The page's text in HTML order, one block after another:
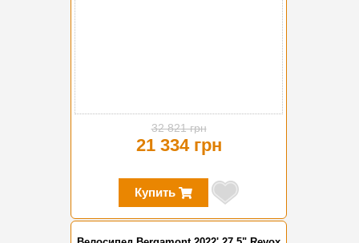
32 821 грн
21 334 грн
Купить